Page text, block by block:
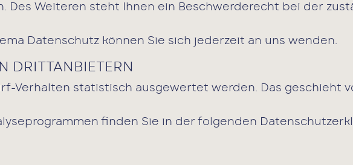
Des Weiteren steht Ihnen ein Beschwerderecht bei der
Datenschutz können Sie sich jederzeit an uns wenden.
DRITT­ANBIETERN
Verhalten statistisch ausgewertet werden. Das geschieht
finden Sie in der folgenden